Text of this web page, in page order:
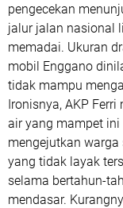
pengecekan
jalur jalan nasional
memadai. Ukuran
mobil Enggano
tidak mampu
Ironisnya, AKP
air yang mampet
mengejutkan
yang tidak layak
selama bertahun-
mendasar.